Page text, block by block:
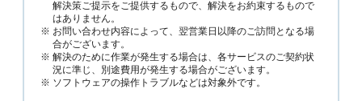
解決策ご提示をご提供するもので、解決をお約束するもので
はありません。
お問い合わせ内容によって、翌営業日以降のご訪問となる場
合がございます。
解決のために作業が発生する場合は、各サービスのご契約状
況に準じ、別途費用が発生する場合がございます。
ソフトウェアの操作トラブルなどは対象外です。